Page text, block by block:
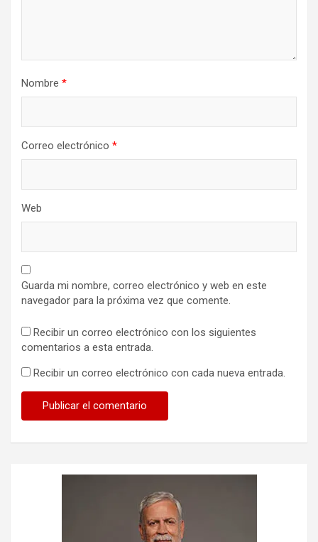
Nombre *
Correo electrónico *
Web
Guarda mi nombre, correo electrónico y web en este
navegador para la próxima vez que comente.
Recibir un correo electrónico con los siguientes
comentarios a esta entrada.
Recibir un correo electrónico con cada nueva entrada.